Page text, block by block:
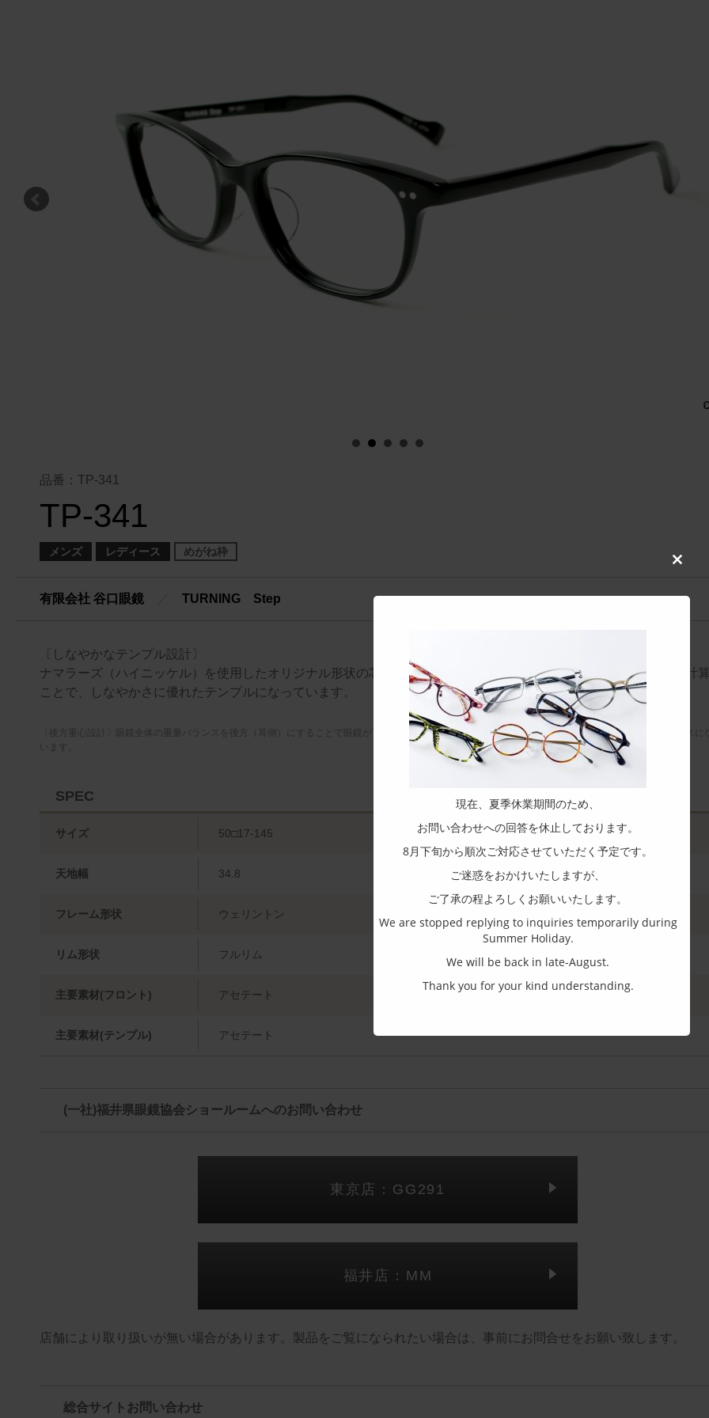
品番：TP-341
TP-341
メンズ レディース めがね枠
有限会社 谷口眼鏡 TURNING Step
〔しなやかなテンプル設計〕
ナマラーズ（ハイニッケル）を使用したオリジナル形状の芯金を使用し、アセテート生地の厚みバランスを緻密に計
ことで、しなやかさに優れたテンプルになっています。
〔後方重心設計〕眼鏡全体の重量バランスを後方（耳側）にすることで眼鏡が下がりにくくなるようテンプル先にボリュームを持たせた後方重心バランスに
います。
SPEC
サイズ 50□17-145
天地幅 34.8
フレーム形状 ウェリントン
リム形状 フルリム
主要素材(フロント) アセテート
主要素材(テンプル) アセテート
(一社)福井県眼鏡協会ショールームへのお問い合わせ
東京店：GG291
福井店：MM
店舗により取り扱いが無い場合があります。製品をご覧になられたい場合は、事前にお問合せをお願い致します。
総合サイトお問い合わせ
module
現在、夏季休業期間のため、
お問い合わせへの回答を休止しております。
8月下旬から順次ご対応させていただく予定です。
ご迷惑をおかけいたしますが、
ご了承の程よろしくお願いいたします。
We are stopped replying to inquiries temporarily during
Summer Holiday.
We will be back in late-August.
Thank you for your kind understanding.